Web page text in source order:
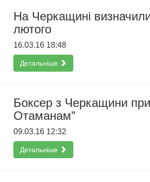
На Черкащині
лютого
16.03.16 18:48
Детальніше
Боксер з Черкащини
Отаманам”
09.03.16 12:32
Детальніше